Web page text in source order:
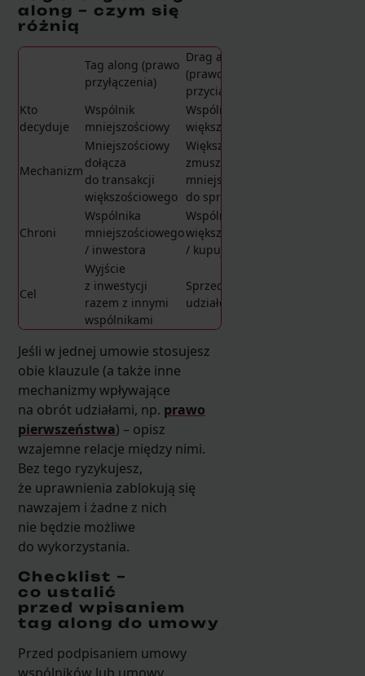
along – czym się
różnią
Tag along (prawo
przyłączenia)
Drag along
(prawo
przyciągnięcia)
Kto
decyduje
Wspólnik
mniejszościowy
Wspólnik
większościowy
Mechanizm
Mniejszościowy
dołącza
do transakcji
większościowego
Większościowy
zmusza
mniejszościowego
do sprzedaży
Chroni
Wspólnika
mniejszościowego
/ inwestora
Wspólnika
większościowego
/ kupującego
Cel
Wyjście
z inwestycji
razem z innymi
wspólnikami
Sprzedaż 100%
udziałów spółki
Jeśli w jednej umowie stosujesz
obie klauzule (a także inne
mechanizmy wpływające
na obrót udziałami, np. prawo
pierwszeństwa) – opisz
wzajemne relacje między nimi.
Bez tego ryzykujesz,
że uprawnienia zablokują się
nawzajem i żadne z nich
nie będzie możliwe
do wykorzystania.
Checklist –
co ustalić
przed wpisaniem
tag along do umowy
Przed podpisaniem umowy